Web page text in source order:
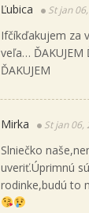
Ľubica St jan
Ifčíkďakujem za
veľa… ĎAKUJEM
ĎAKUJEM
Mirka St jan 06,
Slniečko
uveriť.Úprimnú
rodinke,budú to